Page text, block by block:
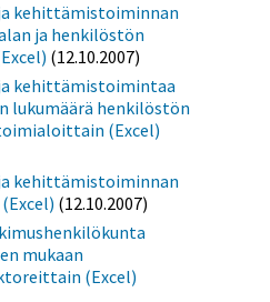
kehittämistoiminnan
ja henkilöstön
(12.10.2007)
kehittämistoimintaa
lukumäärä henkilöstön
(Excel)
kehittämistoiminnan
(12.10.2007)
mukaan
(Excel)